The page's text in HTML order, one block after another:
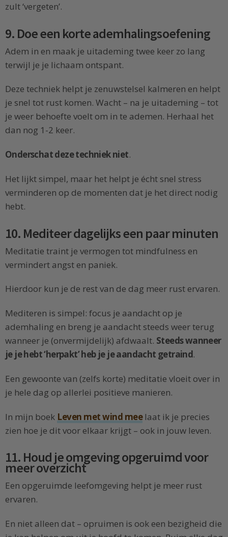
zult ‘vergeten’.
9. Doe een korte ademhalingsoefening
Adem in en maak je uitademing twee keer zo lang
terwijl je je lichaam ontspant.
Deze techniek helpt je zenuwstelsel kalmeren en helpt
je snel tot rust komen. Wacht – na je uitademing – tot
je weer behoefte voelt om in te ademen. Herhaal het
dan nog 1-2 keer.
Onderschat deze techniek niet.
Het lijkt simpel, maar het helpt je écht snel stress
verminderen op de momenten dat je het direct nodig
hebt.
10. Mediteer dagelijks een paar minuten
Meditatie traint je vermogen tot mindfulness en
vermindert angst en paniek.
Hierdoor kun je de rest van de dag meer rust ervaren.
Mediteren is simpel: focus je aandacht op je
ademhaling en breng je aandacht steeds weer terug
wanneer je (onvermijdelijk) afdwaalt. Steeds wanneer
je je hebt ‘herpakt’ heb je je aandacht getraind.
Een gewoonte van (zelfs korte) meditatie vloeit over in
je hele dag op allerlei positieve manieren.
In mijn boek Leven met wind meelaat ik je precies
zien hoe je dit voor elkaar krijgt – ook in jouw leven.
11. Houd je omgeving opgeruimd voor
meer overzicht
Een opgeruimde leefomgeving helpt je meer rust
ervaren.
En niet alleen dat – opruimen is ook een bezigheid die